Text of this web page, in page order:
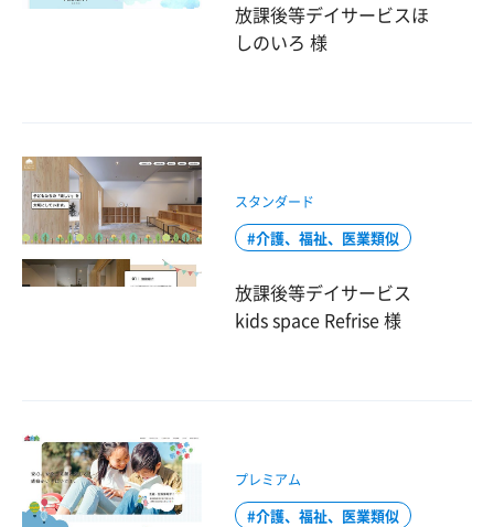
放課後等デイサービスほ
しのいろ 様
スタンダード
介護、福祉、医業類似
放課後等デイサービス
kids space Refrise 様
プレミアム
介護、福祉、医業類似